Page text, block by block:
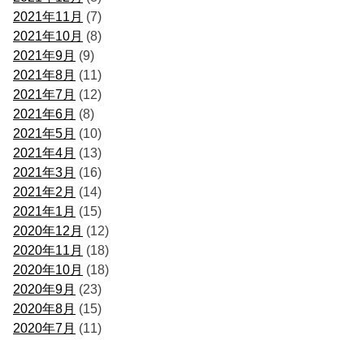
2021年11月 (7)
2021年10月 (8)
2021年9月 (9)
2021年8月 (11)
2021年7月 (12)
2021年6月 (8)
2021年5月 (10)
2021年4月 (13)
2021年3月 (16)
2021年2月 (14)
2021年1月 (15)
2020年12月 (12)
2020年11月 (18)
2020年10月 (18)
2020年9月 (23)
2020年8月 (15)
2020年7月 (11)